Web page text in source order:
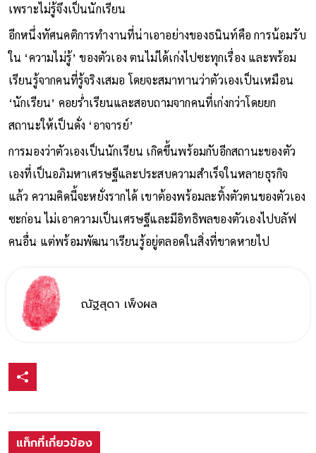
เพราะไม่รู้จึงเป็นนักเรียน
อีกหนึ่งทัศนคติการทำงานที่น่าเอาอย่างของธนินท์คือ การน้อมรับ
ใน ‘ความไม่รู้’ ของตัวเอง ตนไม่ได้เก่งไปซะทุกเรื่อง และพร้อม
เรียนรู้จากคนที่รู้จริงเสมอ โดยจะสมาทานว่าตัวเองเป็นเหมือน
‘นักเรียน’ คอยร่ำเรียนและสอบถามจากคนที่เก่งกว่าโดยยก
สถานะให้เป็นดั่ง ‘อาจารย์’
การมองว่าตัวเองเป็นนักเรียน เกิดขึ้นพร้อมกับอีกสถานะของตัว
เองที่เป็นอภิมหาเศรษฐีและประสบความสำเร็จในหลายธุรกิจ
แล้ว ความคิดนี้จะหยั่งรากได้ เขาต้องพร้อมละทิ้งตัวตนของตัวเอง
ซะก่อน ไม่เอาความเป็นเศรษฐีและมีอิทธิพลของตัวเองไปบลัฟ
คนอื่น แต่พร้อมพัฒนาเรียนรู้อยู่ตลอดในสิ่งที่ขาดหายไป
ณัฐสุดา เพ็งผล
แท็กที่เกี่ยวข้อง